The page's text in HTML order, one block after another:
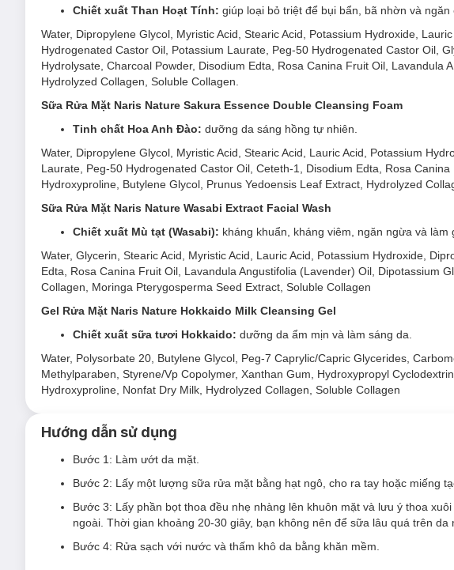
Chiết xuất Than Hoạt Tính: giúp loại bỏ triệt để bụi bẩn, bã nhờn và
Water, Dipropylene Glycol, Myristic Acid, Stearic Acid, Potassium Hydroxide,
Hydrogenated Castor Oil, Potassium Laurate, Peg-50 Hydrogenated Castor Oil,
Hydrolysate, Charcoal Powder, Disodium Edta, Rosa Canina Fruit Oil, Lavandula
Hydrolyzed Collagen, Soluble Collagen.
Sữa Rửa Mặt Naris Nature Sakura Essence Double Cleansing Foam
Tinh chất Hoa Anh Đào: dưỡng da sáng hồng tự nhiên.
Water, Dipropylene Glycol, Myristic Acid, Stearic Acid, Lauric Acid, Potassium
Laurate, Peg-50 Hydrogenated Castor Oil, Ceteth-1, Disodium Edta, Rosa
Hydroxyproline, Butylene Glycol, Prunus Yedoensis Leaf Extract, Hydrolyzed
Sữa Rửa Mặt Naris Nature Wasabi Extract Facial Wash
Chiết xuất Mù tạt (Wasabi): kháng khuẩn, kháng viêm, ngăn ngừa và làm
Water, Glycerin, Stearic Acid, Myristic Acid, Lauric Acid, Potassium Hydroxide,
Edta, Rosa Canina Fruit Oil, Lavandula Angustifolia (Lavender) Oil, Dipotassium
Collagen, Moringa Pterygosperma Seed Extract, Soluble Collagen
Gel Rửa Mặt Naris Nature Hokkaido Milk Cleansing Gel
Chiết xuất sữa tươi Hokkaido: dưỡng da ẩm mịn và làm sáng da.
Water, Polysorbate 20, Butylene Glycol, Peg-7 Caprylic/Capric Glycerides,
Methylparaben, Styrene/Vp Copolymer, Xanthan Gum, Hydroxypropyl
Hydroxyproline, Nonfat Dry Milk, Hydrolyzed Collagen, Soluble Collagen
Hướng dẫn sử dụng
Bước 1: Làm ướt da mặt.
Bước 2: Lấy một lượng sữa rửa mặt bằng hạt ngô, cho ra tay hoặc miếng
Bước 3: Lấy phần bọt thoa đều nhẹ nhàng lên khuôn mặt và lưu ý thoa
ngoài. Thời gian khoảng 20-30 giây, bạn không nên để sữa lâu quá trên da
Bước 4: Rửa sạch với nước và thấm khô da bằng khăn mềm.